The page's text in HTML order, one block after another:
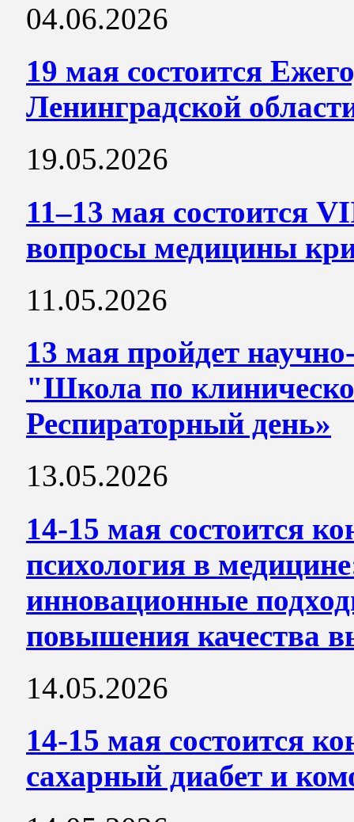
04.06.2026
19 мая состоится
Ленинградской
19.05.2026
11–13 мая состоится
вопросы медицины
11.05.2026
13 мая пройдет
"Школа по
Респираторный день»
13.05.2026
14-15 мая состоится
психология в
инновационные
повышения качества
14.05.2026
14-15 мая состоится
сахарный диабет и